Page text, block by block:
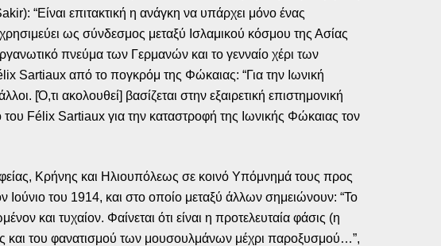
“Είναι επιτακτική η ανάγκη να υπάρχει μόνο ένας
ως σύνδεσμος μεταξύ Ισλαμικού κόσμου της Ασίας
πνεύμα των Γερμανών και το γενναίο χέρι των
Sartiaux από το πογκρόμ της Φώκαιας: “Για την Ιωνική
[Ό,τι ακολουθεί] βασίζεται στην εξαιρετική επιστημονική
του Félix Sartiaux για την καταστροφή της Ιωνικής Φώκαιας τον
Κρήνης και Ηλιουπόλεως σε κοινό Υπόμνημά τους προς
του 1914, και στο οποίο μεταξύ άλλων σημειώνουν: “Το
και τυχαίον. Φαίνεται ότι είναι η προτελευταία φάσις (η
και του φανατισμού των μουσουλμάνων μέχρι παροξυσμού…”,